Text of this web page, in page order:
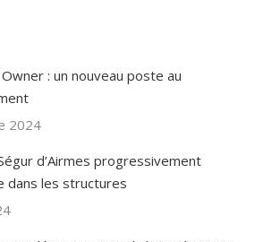
: un nouveau poste au
2024
d’Airmes progressivement
dans les structures